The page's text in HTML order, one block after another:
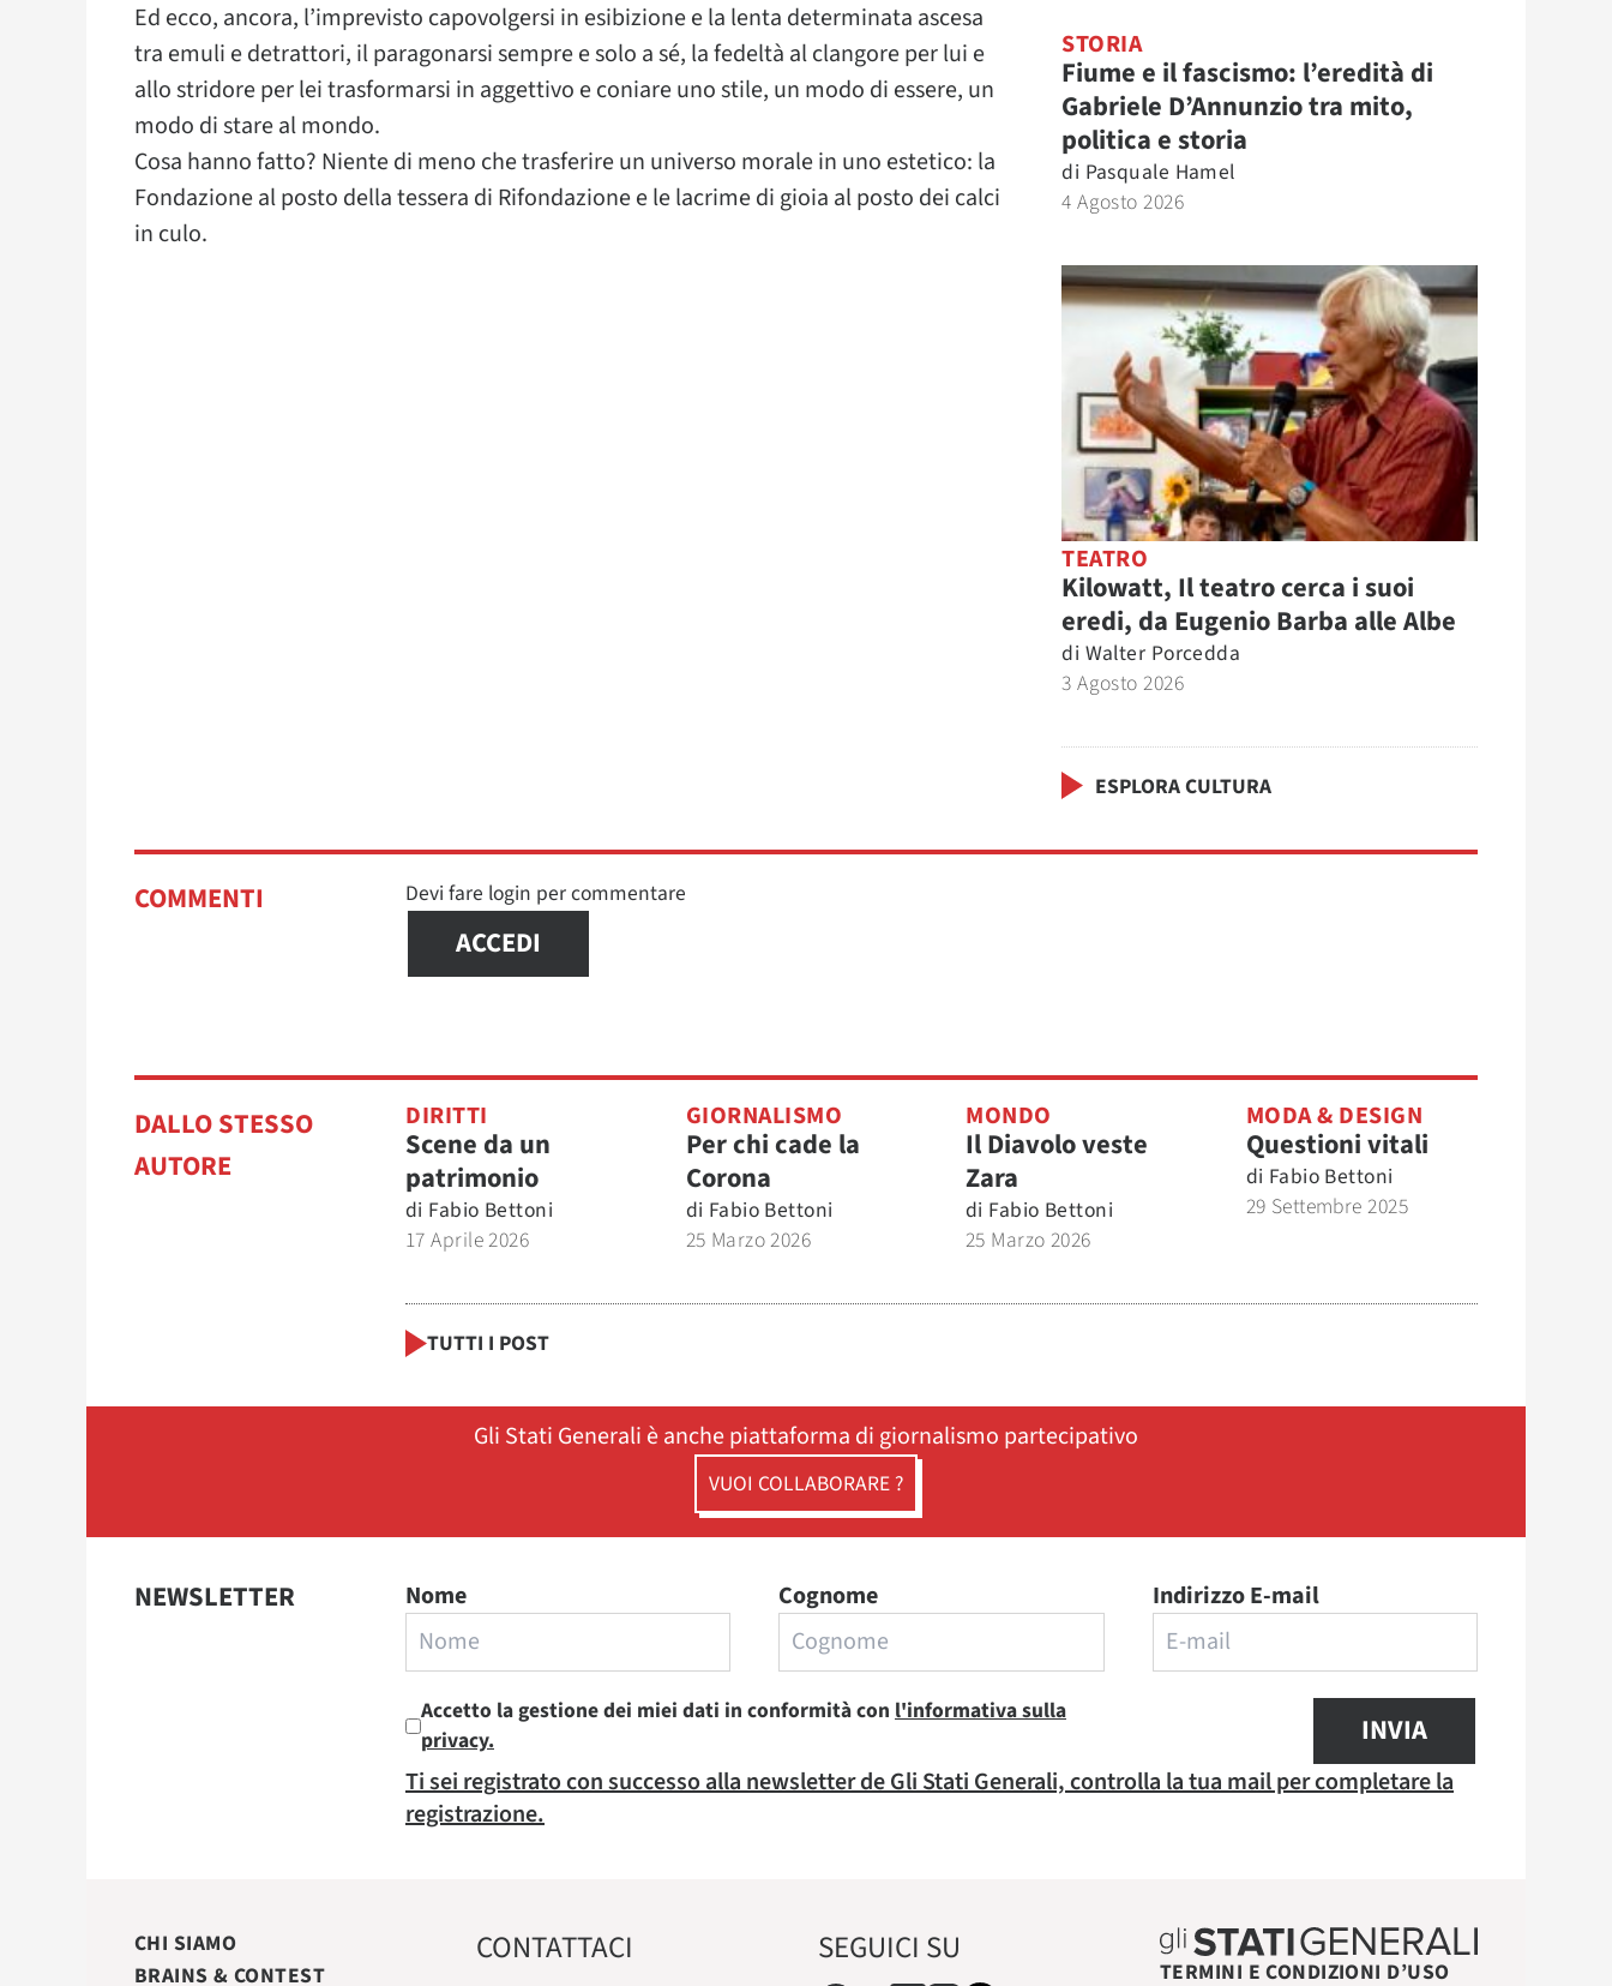
Ed ecco, ancora, l’imprevisto capovolgersi in esibizione e la lenta determinata ascesa
tra emuli e detrattori, il paragonarsi sempre e solo a sé, la fedeltà al clangore per lui e
allo stridore per lei trasformarsi in aggettivo e coniare uno stile, un modo di essere, un
modo di stare al mondo.
Cosa hanno fatto? Niente di meno che trasferire un universo morale in uno estetico: la
Fondazione al posto della tessera di Rifondazione e le lacrime di gioia al posto dei calci
in culo.
STORIA
Fiume e il fascismo: l’eredità di
Gabriele D’Annunzio tra mito,
politica e storia
di Pasquale Hamel
4 Agosto 2026
TEATRO
Kilowatt, Il teatro cerca i suoi
eredi, da Eugenio Barba alle Albe
di Walter Porcedda
3 Agosto 2026
ESPLORA CULTURA
COMMENTI Devi fare login per commentare
ACCEDI
DALLO STESSO
AUTORE
DIRITTI
Scene da un
patrimonio
di Fabio Bettoni
17 Aprile 2026
GIORNALISMO
Per chi cade la
Corona
di Fabio Bettoni
25 Marzo 2026
MONDO
Il Diavolo veste
Zara
di Fabio Bettoni
25 Marzo 2026
MODA & DESIGN
Questioni vitali
di Fabio Bettoni
29 Settembre 2025
TUTTI I POST
Gli Stati Generali è anche piattaforma di giornalismo partecipativo
VUOI COLLABORARE ?
NEWSLETTER Nome Cognome Indirizzo E-mail
Accetto la gestione dei miei dati in conformità con l'informativa sulla
privacy.
INVIA
Ti sei registrato con successo alla newsletter de Gli Stati Generali, controlla la tua mail per completare la
registrazione.
CHI SIAMO
BRAINS & CONTEST
CONTATTACI SEGUICI SU
TERMINI E CONDIZIONI D’USO